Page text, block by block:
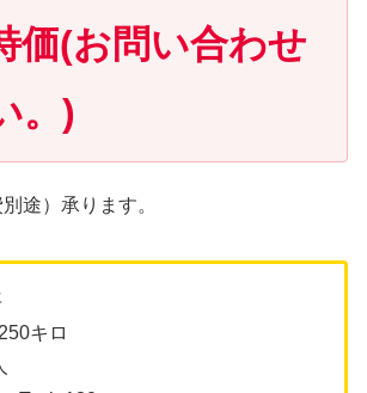
価(お問い合わせ
。)
途）承ります。
キロ